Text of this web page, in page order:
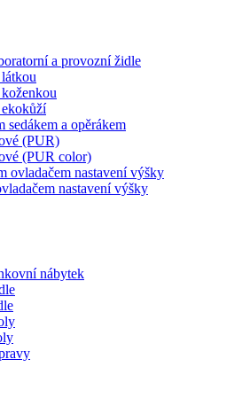
a provozní židle
sedákem a opěrákem
(PUR)
(PUR color)
ovladačem nastavení výšky
nastavení výšky
nábytek